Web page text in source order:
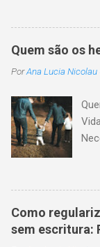
é a
Quem são os
PorAna Lucia Nicolau
Como
sem escritura: